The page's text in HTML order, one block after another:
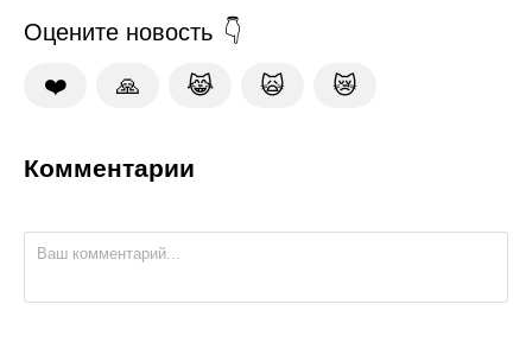
Оцените новость
❤️ 🙏 😹 🙀 😿
Комментарии